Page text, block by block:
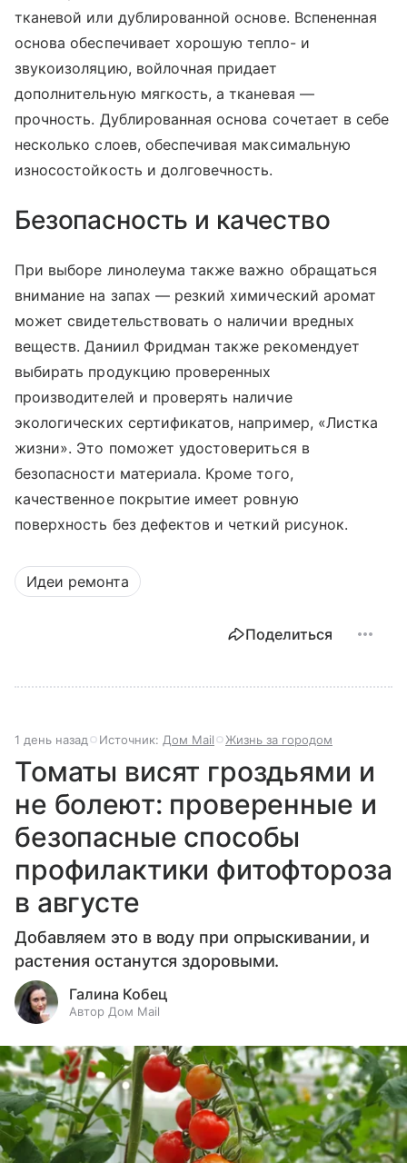
тканевой или дублированной основе. Вспененная
основа обеспечивает хорошую тепло- и
звукоизоляцию, войлочная придает
дополнительную мягкость, а тканевая —
прочность. Дублированная основа сочетает в себе
несколько слоев, обеспечивая максимальную
износостойкость и долговечность.
Безопасность и качество
При выборе линолеума также важно обращаться
внимание на запах — резкий химический аромат
может свидетельствовать о наличии вредных
веществ. Даниил Фридман также рекомендует
выбирать продукцию проверенных
производителей и проверять наличие
экологических сертификатов, например, «Листка
жизни». Это поможет удостовериться в
безопасности материала. Кроме того,
качественное покрытие имеет ровную
поверхность без дефектов и четкий рисунок.
Идеи ремонта
Поделиться
1 день назад Источник: Дом Mail Жизнь за городом
Томаты висят гроздьями и
не болеют: проверенные и
безопасные способы
профилактики фитофтороза
в августе
Добавляем это в воду при опрыскивании, и
растения останутся здоровыми.
Галина Кобец
Автор Дом Mail